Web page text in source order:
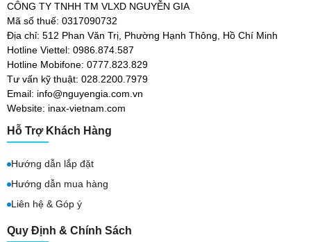
CÔNG TY TNHH TM VLXD NGUYỄN GIA
Mã số thuế: 0317090732
Địa chỉ: 512 Phan Văn Trị, Phường Hạnh Thông, Hồ Chí Minh
Hotline Viettel: 0986.874.587
Hotline Mobifone: 0777.823.829
Tư vấn kỹ thuật: 028.2200.7979
Email: info@nguyengia.com.vn
Website: inax-vietnam.com
Hỗ Trợ Khách Hàng
Hướng dẫn lắp đặt
Hướng dẫn mua hàng
Liên hệ & Góp ý
Quy Định & Chính Sách